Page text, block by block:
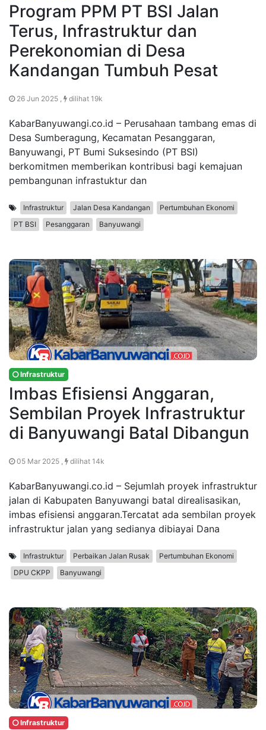
Program PPM PT BSI Jalan
Terus, Infrastruktur dan
Perekonomian di Desa
Kandangan Tumbuh Pesat
26 Jun 2025 , dilihat 19k
KabarBanyuwangi.co.id – Perusahaan tambang emas di
Desa Sumberagung, Kecamatan Pesanggaran,
Banyuwangi, PT Bumi Suksesindo (PT BSI)
berkomitmen memberikan kontribusi bagi kemajuan
pembangunan infrastuktur dan
Infrastruktur Jalan Desa Kandangan
Pertumbuhan Ekonomi
PT BSI
Pesanggaran Banyuwangi
Infrastruktur
Imbas Efisiensi Anggaran,
Sembilan Proyek Infrastruktur
di Banyuwangi Batal Dibangun
05 Mar 2025 , dilihat 14k
KabarBanyuwangi.co.id – Sejumlah proyek infrastruktur
jalan di Kabupaten Banyuwangi batal direalisasikan,
imbas efisiensi anggaran.Tercatat ada sembilan proyek
infrastruktur jalan yang sedianya dibiayai Dana
Infrastruktur Perbaikan Jalan Rusak
Pertumbuhan Ekonomi
DPU CKPP
Banyuwangi
Infrastruktur